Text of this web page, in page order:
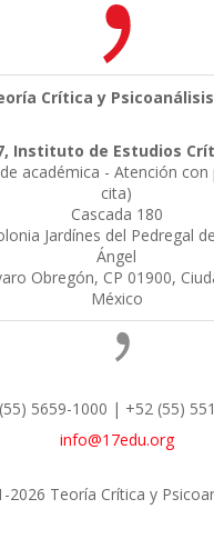
Crítica y Psicoanálisis
Instituto de Estudios
académica - Atención con
cita)
Cascada 180
Jardínes del Pedregal
Ángel
Obregón, CP 01900,
México
5659-1000 | +52 (55)
info@17edu.org
2026 Teoría Crítica y